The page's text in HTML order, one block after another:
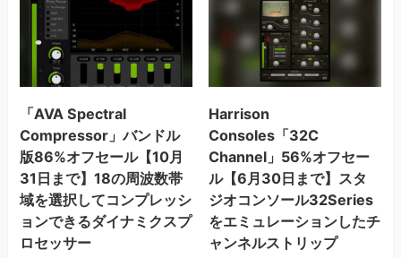
「AVA Spectral
Compressor」バンドル
版86%オフセール【10月
31日まで】18の周波数帯
域を選択してコンプレッシ
ョンできるダイナミクスプ
ロセッサー
Harrison
Consoles「32C
Channel」56%オフセー
ル【6月30日まで】スタ
ジオコンソール32Series
をエミュレーションしたチ
ャンネルストリップ